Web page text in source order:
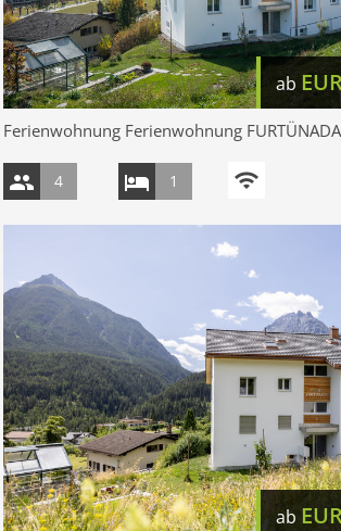
ab
Ferienwohnung Ferienwohnung
4 1
ab